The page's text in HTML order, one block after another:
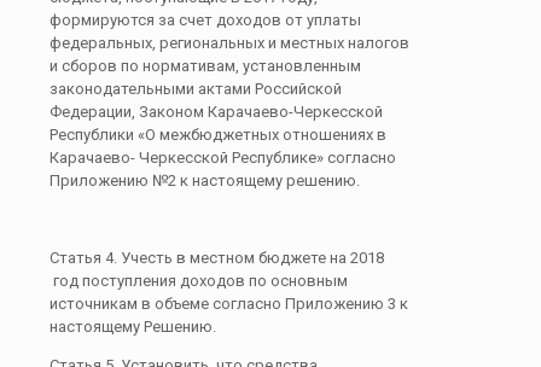
формируются за счет доходов от уплаты
федеральных, региональных и местных налогов
и сборов по нормативам, установленным
законодательными актами Российской
Федерации, Законом Карачаево-Черкесской
Республики «О межбюджетных отношениях в
Карачаево- Черкесской Республике» согласно
Приложению №2 к настоящему решению.
Статья 4. Учесть в местном бюджете на 2018
год поступления доходов по основным
источникам в объеме согласно Приложению 3 к
настоящему Решению.